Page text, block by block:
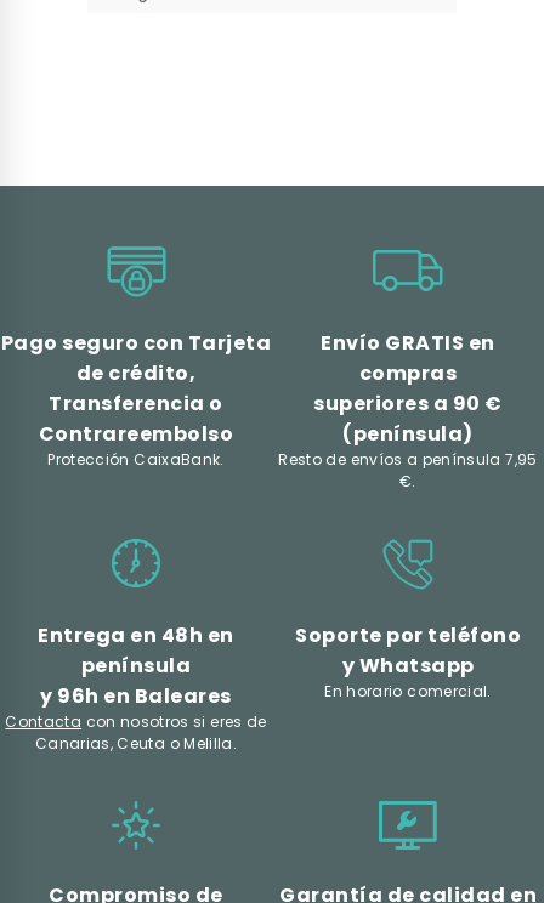
Pago seguro con Tarjeta
de crédito,
Transferencia o
Contrareembolso
Protección CaixaBank.
Envío GRATIS en
compras
superiores a 90 €
(península)
Resto de envíos a península 7,95
€.
Entrega en 48h en
península
y 96h en Baleares
Contacta con nosotros si eres de
Canarias, Ceuta o Melilla.
Soporte por teléfono
y Whatsapp
En horario comercial.
Compromiso de
Garantía de calidad en